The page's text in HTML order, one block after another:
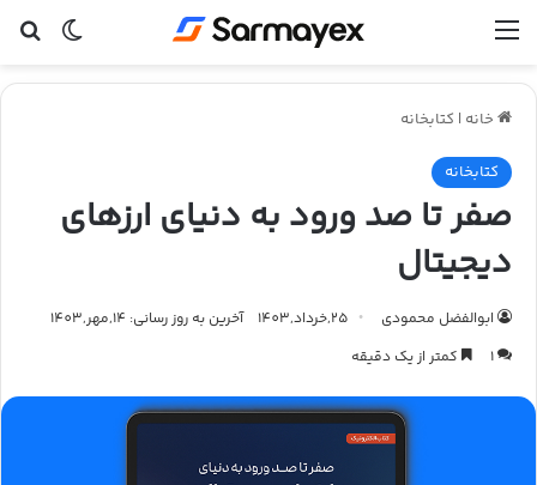
خانه | کتابخانه
کتابخانه
صفر تا صد ورود به دنیای ارزهای
دیجیتال
ابوالفضل محمودی 25,خرداد,1403
آخرین به روز رسانی: 14,مهر,1403
1
کمتر از یک دقیقه